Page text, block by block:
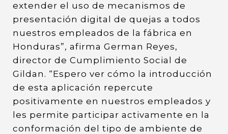
extender el uso de mecanismos de
presentación digital de quejas a todos
nuestros empleados de la fábrica en
Honduras”, afirma German Reyes,
director de Cumplimiento Social de
Gildan. “Espero ver cómo la introducción
de esta aplicación repercute
positivamente en nuestros empleados y
les permite participar activamente en la
conformación del tipo de ambiente de